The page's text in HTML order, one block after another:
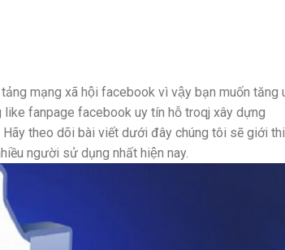
mạng xã hội facebook vì vậy bạn muốn tăng
fanpage facebook uy tín hỗ troqj xây dựng
theo dõi bài viết dưới đây chúng tôi sẽ giới
người sử dụng nhất hiện nay.